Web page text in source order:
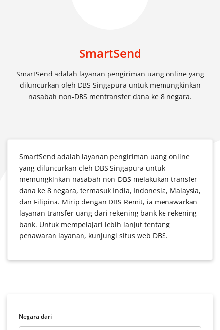
SmartSend
SmartSend adalah layanan pengiriman uang online yang
diluncurkan oleh DBS Singapura untuk memungkinkan
nasabah non-DBS mentransfer dana ke 8 negara.
SmartSend adalah layanan pengiriman uang online
yang diluncurkan oleh DBS Singapura untuk
memungkinkan nasabah non-DBS melakukan transfer
dana ke 8 negara, termasuk India, Indonesia, Malaysia,
dan Filipina. Mirip dengan DBS Remit, ia menawarkan
layanan transfer uang dari rekening bank ke rekening
bank. Untuk mempelajari lebih lanjut tentang
penawaran layanan, kunjungi situs web DBS.
Negara dari